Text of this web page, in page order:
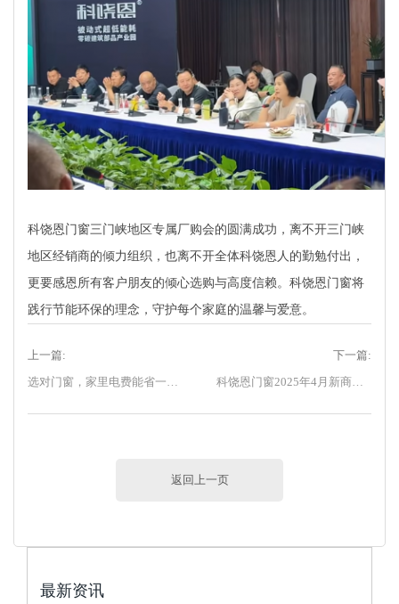
科饶恩门窗三门峡地区专属厂购会的圆满成功，离不开三门峡
地区经销商的倾力组织，也离不开全体科饶恩人的勤勉付出，
更要感恩所有客户朋友的倾心选购与高度信赖。科饶恩门窗将
践行节能环保的理念，守护每个家庭的温馨与爱意。
上一篇:
选对门窗，家里电费能省一半！
下一篇:
科饶恩门窗2025年4月新商特训营圆满收官
返回上一页
最新资讯